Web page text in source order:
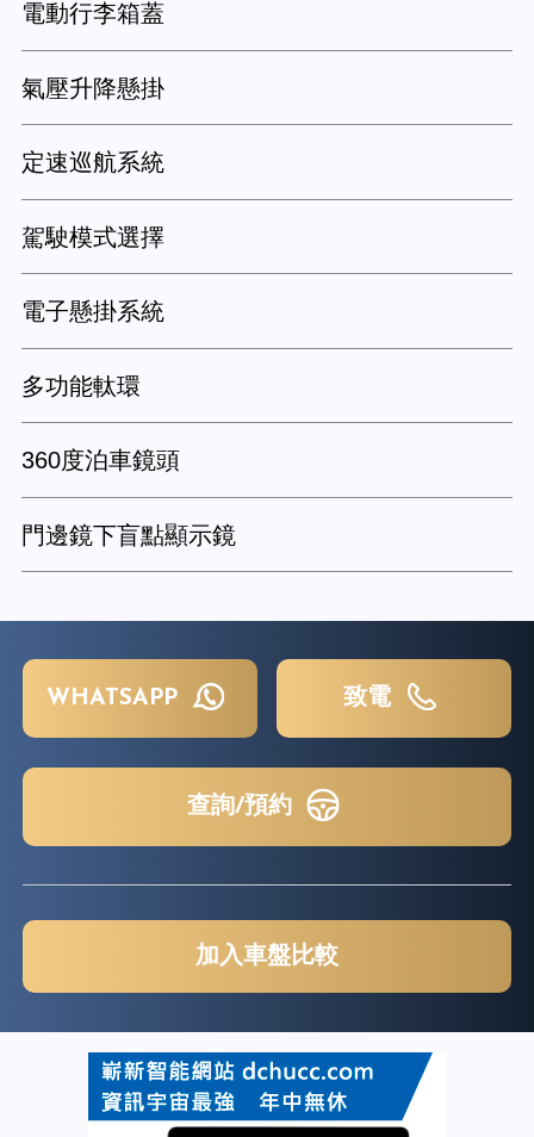
電動行李箱蓋
氣壓升降懸掛
定速巡航系統
駕駛模式選擇
電子懸掛系統
多功能軚環
360度泊車鏡頭
門邊鏡下盲點顯示鏡
WHATSAPP 致電
查詢/預約
加入車盤比較